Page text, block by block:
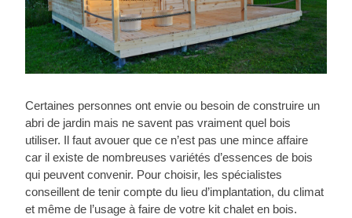
Certaines personnes ont envie ou besoin de construire un
abri de jardin mais ne savent pas vraiment quel bois
utiliser. Il faut avouer que ce n’est pas une mince affaire
car il existe de nombreuses variétés d’essences de bois
qui peuvent convenir. Pour choisir, les spécialistes
conseillent de tenir compte du lieu d’implantation, du climat
et même de l’usage à faire de votre kit chalet en bois.